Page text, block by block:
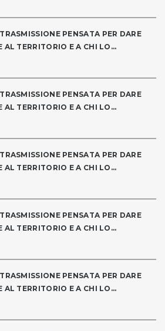
PENSATA PER DARE
AL TERRITORIO E A CHI LO...
PENSATA PER DARE
AL TERRITORIO E A CHI LO...
PENSATA PER DARE
AL TERRITORIO E A CHI LO...
PENSATA PER DARE
AL TERRITORIO E A CHI LO...
PENSATA PER DARE
AL TERRITORIO E A CHI LO...